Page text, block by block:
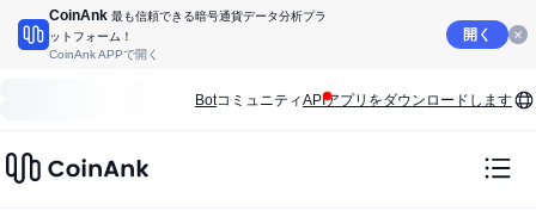
CoinAnk 最も信頼できる暗号通貨データ分析プラ
ットフォーム！
CoinAnk APPで開く
開く
BotコミュニティAPIアプリをダウンロードします